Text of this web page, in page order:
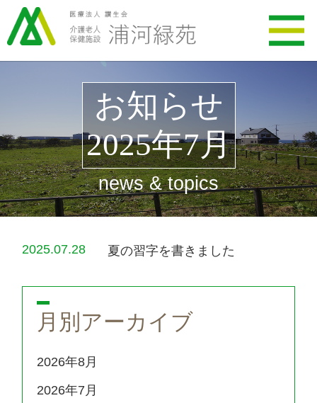
お知らせ
2025年7月
news & topics
2025.07.28 夏の習字を書きました
月別アーカイブ
2026年8月
2026年7月